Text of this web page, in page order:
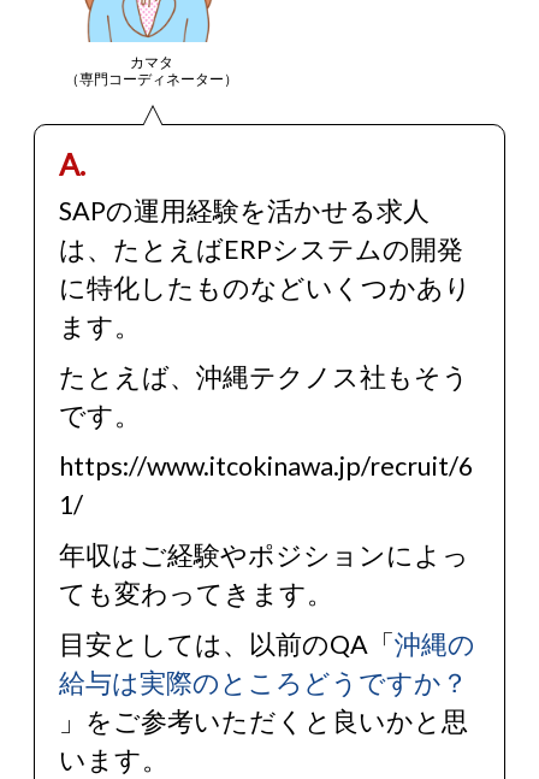
カマタ
（専門コーディネーター）
A.
SAPの運用経験を活かせる求人
は、たとえばERPシステムの開発
に特化したものなどいくつかあり
ます。
たとえば、沖縄テクノス社もそう
です。
https://www.itcokinawa.jp/recruit/6
1/
年収はご経験やポジションによっ
ても変わってきます。
目安としては、以前のQA「沖縄の
給与は実際のところどうですか？
」をご参考いただくと良いかと思
います。